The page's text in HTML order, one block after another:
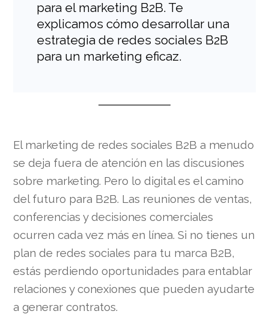
para el marketing B2B. Te
explicamos cómo desarrollar una
estrategia de redes sociales B2B
para un marketing eficaz.
El marketing de redes sociales B2B a menudo
se deja fuera de atención en las discusiones
sobre marketing. Pero lo digital es el camino
del futuro para B2B. Las reuniones de ventas,
conferencias y decisiones comerciales
ocurren cada vez más en línea. Si no tienes un
plan de redes sociales para tu marca B2B,
estás perdiendo oportunidades para entablar
relaciones y conexiones que pueden ayudarte
a generar contratos.